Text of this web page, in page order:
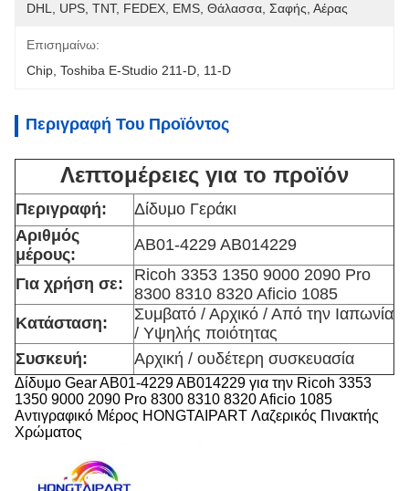
DHL, UPS, TNT, FEDEX, EMS, Θάλασσα, Σαφής, Αέρας
Επισημαίνω:
Chip Toshiba E-Studio 211-D 11-D
Περιγραφή Του Προϊόντος
Λεπτομέρειες για το προϊόν
Περιγραφή:
Δίδυμο Γεράκι
Αριθμός
μέρους:
ΑΒ01-4229 ΑΒ014229
Για χρήση σε:
Ricoh 3353 1350 9000 2090 Pro
8300 8310 8320 Aficio 1085
Κατάσταση:
Συμβατό / Αρχικό / Από την Ιαπωνία
/ Υψηλής ποιότητας
Συσκευή:
Αρχική / ουδέτερη συσκευασία
Δίδυμο Gear AB01-4229 AB014229 για την Ricoh 3353
1350 9000 2090 Pro 8300 8310 8320 Aficio 1085
Αντιγραφικό Μέρος HONGTAIPART Λαζερικός Πινακτής
Χρώματος